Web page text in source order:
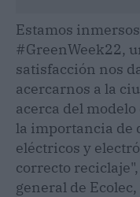
Estamos
#GreenWeek22,
satisfacción nos
acercarnos a la
acerca del modelo
la importancia de
eléctricos y
correcto
general de